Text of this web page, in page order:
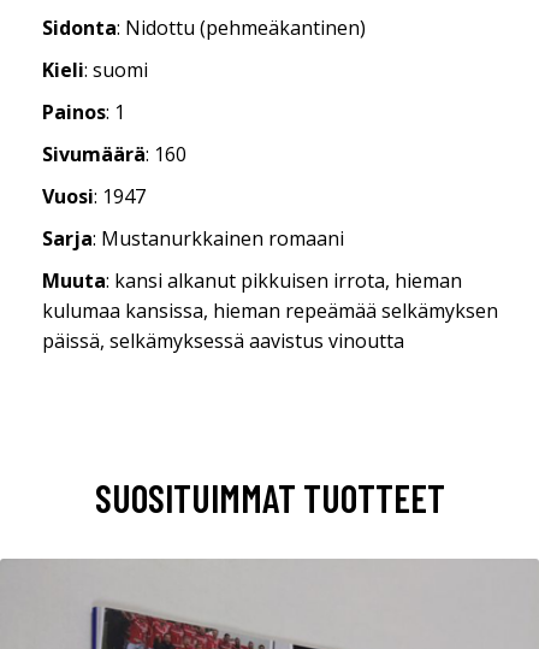
Sidonta: Nidottu (pehmeäkantinen)
Kieli: suomi
Painos: 1
Sivumäärä: 160
Vuosi: 1947
Sarja: Mustanurkkainen romaani
Muuta: kansi alkanut pikkuisen irrota, hieman
kulumaa kansissa, hieman repeämää selkämyksen
päissä, selkämyksessä aavistus vinoutta
SUOSITUIMMAT TUOTTEET